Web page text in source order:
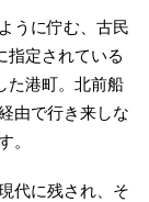
うに佇む、古民
指定されている
た港町。北前船
由で行き来しな
。
代に残され、そ